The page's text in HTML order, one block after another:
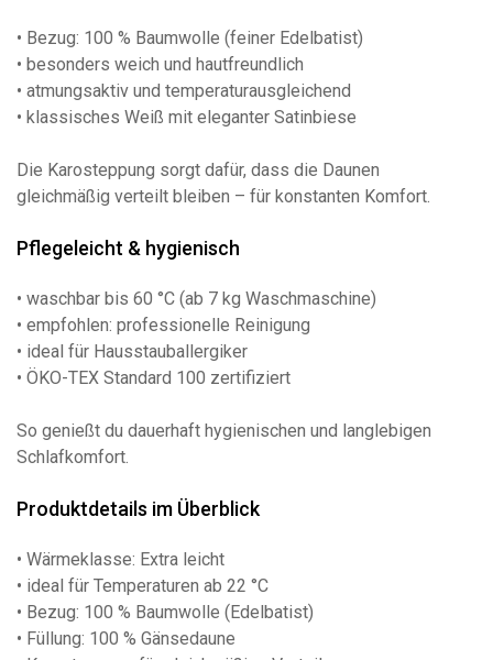
• Bezug: 100 % Baumwolle (feiner Edelbatist)
• besonders weich und hautfreundlich
• atmungsaktiv und temperaturausgleichend
• klassisches Weiß mit eleganter Satinbiese
Die Karosteppung sorgt dafür, dass die Daunen
gleichmäßig verteilt bleiben – für konstanten Komfort.
Pflegeleicht & hygienisch
• waschbar bis 60 °C (ab 7 kg Waschmaschine)
• empfohlen: professionelle Reinigung
• ideal für Hausstauballergiker
• ÖKO-TEX Standard 100 zertifiziert
So genießt du dauerhaft hygienischen und langlebigen
Schlafkomfort.
Produktdetails im Überblick
• Wärmeklasse: Extra leicht
• ideal für Temperaturen ab 22 °C
• Bezug: 100 % Baumwolle (Edelbatist)
• Füllung: 100 % Gänsedaune